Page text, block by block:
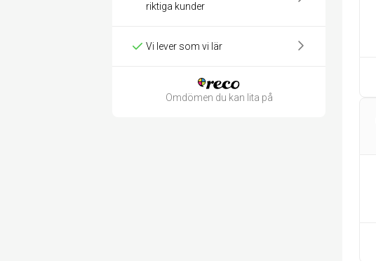
riktiga kunder
Vi lever som vi lär
Omdömen du kan lita på